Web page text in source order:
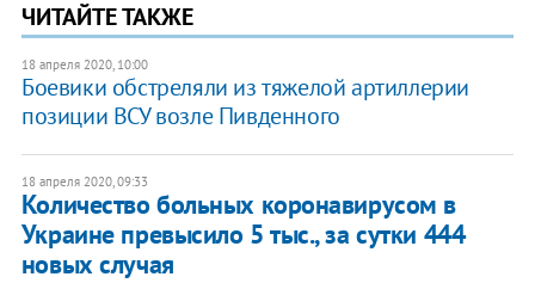
ЧИТАЙТЕ ТАКЖЕ
18 апреля 2020, 10:00
Боевики обстреляли из тяжелой артиллерии
позиции ВСУ возле Пивденного
18 апреля 2020, 09:33
​Количество больных коронавирусом в
Украине превысило 5 тыс., за сутки 444
новых случая